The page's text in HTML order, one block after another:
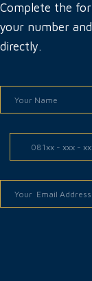
Complete the
your number
directly.